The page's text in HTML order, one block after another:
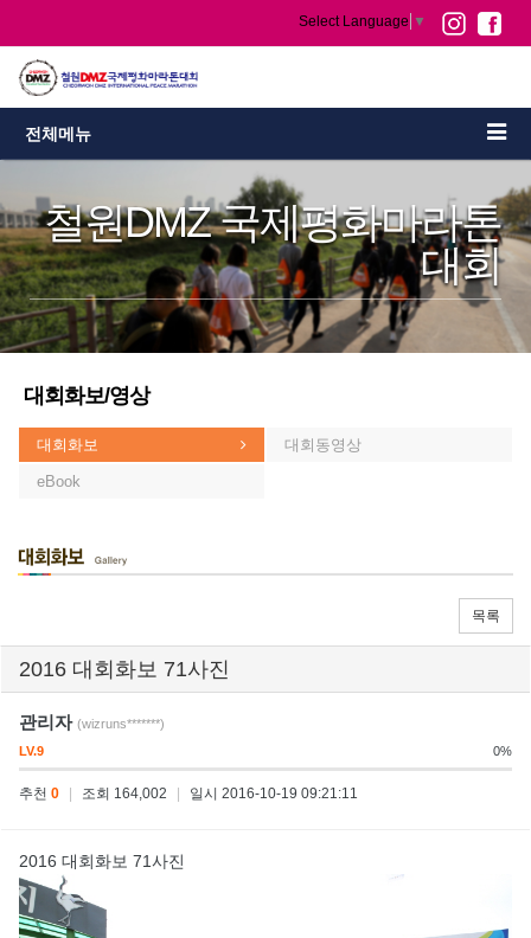
Select Language ▼
전체메뉴
철원DMZ 국제평화마라톤
대회
대회화보/영상
대회화보 대회동영상
eBook
목록
2016 대회화보 71사진
관리자 (wizruns*******)
LV.9
0%
추천 0 조회 164,002 일시 2016-10-19 09:21:11
2016 대회화보 71사진